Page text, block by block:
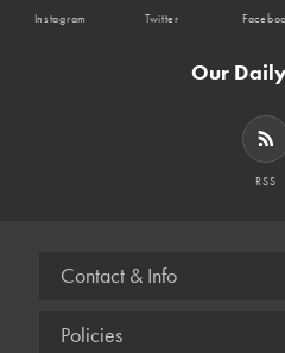
Instagram Twitter
Our
RSS
Contact & Info
Policies